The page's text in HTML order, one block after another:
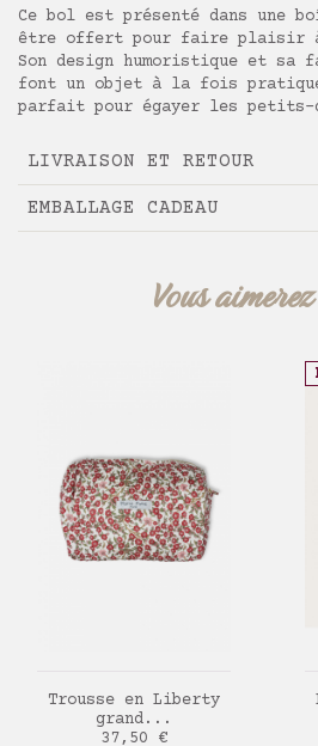
Ce bol est présenté dans une
être offert pour faire plaisir
Son design humoristique et sa
font un objet à la fois
parfait pour égayer les petits-
LIVRAISON ET RETOUR
EMBALLAGE CADEAU
Vous
AJOUTER AU PANIER
Trousse en Liberty
grand...
Prix
37,50 €